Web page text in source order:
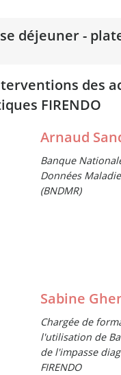
déjeuner -
des
FIRENDO
Arnaud
Banque
Données
(BNDMR)
Sabine
Chargée de
l'utilisation de
de l'impasse
FIRENDO